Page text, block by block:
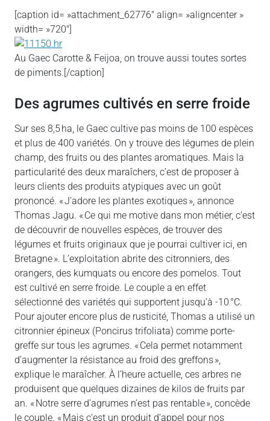
[caption id= »attachment_62776″ align= »aligncenter »
width= »720″]
Au Gaec Carotte & Feijoa, on trouve aussi toutes sortes
de piments.[/caption]
Des agrumes cultivés en serre froide
Sur ses 8,5 ha, le Gaec cultive pas moins de 100 espèces
et plus de 400 variétés. On y trouve des légumes de plein
champ, des fruits ou des plantes aromatiques. Mais la
particularité des deux maraîchers, c’est de proposer à
leurs clients des produits atypiques avec un goût
prononcé. « J’adore les plantes exotiques », annonce
Thomas Jagu. « Ce qui me motive dans mon métier, c’est
de découvrir de nouvelles espèces, de trouver des
légumes et fruits originaux que je pourrai cultiver ici, en
Bretagne ». L’exploitation abrite des citronniers, des
orangers, des kumquats ou encore des pomelos. Tout
est cultivé en serre froide. Le couple a en effet
sélectionné des variétés qui supportent jusqu’à -10 °C.
Pour ajouter encore plus de rusticité, Thomas a utilisé un
citronnier épineux (Poncirus trifoliata) comme porte-
greffe sur tous les agrumes. « Cela permet notamment
d’augmenter la résistance au froid des greffons »,
explique le maraîcher. À l’heure actuelle, ces arbres ne
produisent que quelques dizaines de kilos de fruits par
an. « Notre serre d’agrumes n’est pas rentable », concède
le couple. « Mais c’est un produit d’appel pour nos